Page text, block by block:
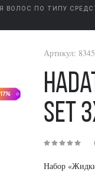
ВОЛОС ПО ТИПУ
17%
Артикул:
Set
Набор